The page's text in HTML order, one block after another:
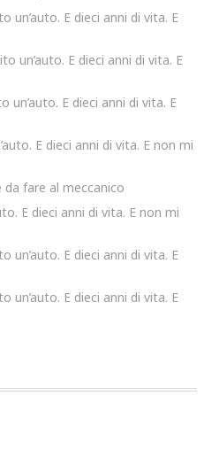
un’auto. E dieci anni di vita. E
un’auto. E dieci anni di vita. E
un’auto. E dieci anni di vita. E
E dieci anni di vita. E non mi
da fare al meccanico
E dieci anni di vita. E non mi
un’auto. E dieci anni di vita. E
un’auto. E dieci anni di vita. E